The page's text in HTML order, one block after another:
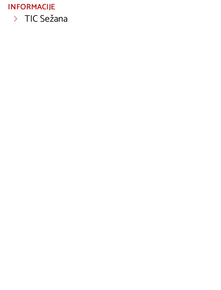
INFORMACIJE
TIC Sežana